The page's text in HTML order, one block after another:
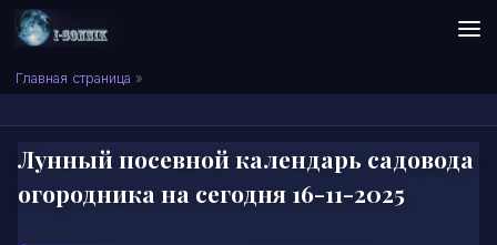
Skip to content
Сонник I-SONNIK.COM
Главная страница »
Лунный посевной календарь садовода
огородника на сегодня 16-11-2025